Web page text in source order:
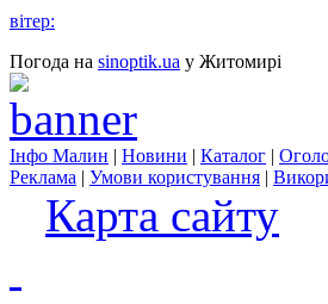
вітер:
Погода на sinoptik.ua у Житомирі
Інфо Малин | Новини | Каталог |
Реклама | Умови користування |
Карта сайту